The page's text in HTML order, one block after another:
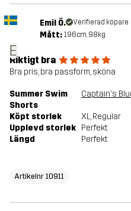
E
Emil Ö. Verifierad köpare
Mått: 196cm, 98kg
Riktigt bra
Bra pris, bra passform, sköna
Summer Swim
Shorts
Captain's
Köpt storlek XL, Regular
Upplevd storlek Perfekt
Längd
Perfekt
Artikelnr 10911